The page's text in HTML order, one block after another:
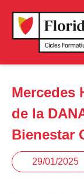
Mercedes
de la
Bienestar
29/01/2025